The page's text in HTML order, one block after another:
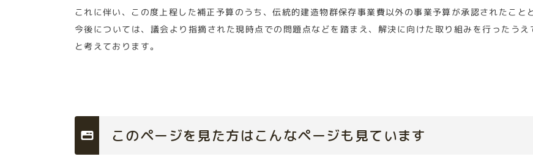
これに伴い、この度上程した補正予算のうち、伝統的建造物群保存事業費以外の事業予算が承認されたこと
今後については、議会より指摘された現時点での問題点などを踏まえ、解決に向けた取り組みを行ったう
と考えております。
このページを見た方はこんなページも見ています